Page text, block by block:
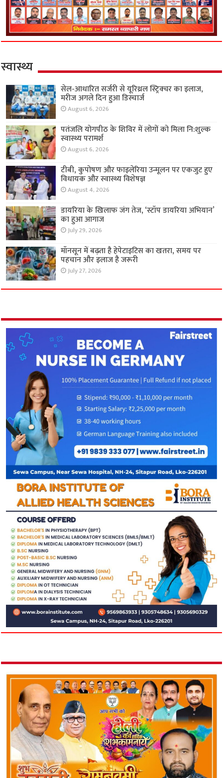
स्वास्थ्य
सेल-आधारित सर्जरी से यूरिथ्रल स्ट्रिक्चर का इलाज,
मरीज अगले दिन हुआ डिस्चार्ज
August 6, 2026
पतंजलि योगपीठ के शिविर में लोगों को मिला नि:शुल्क
स्वास्थ्य परामर्श
August 6, 2026
टीबी, कुपोषण और फाइलेरिया उन्मूलन पर एकजुट हुए
विधायक और स्वास्थ्य विशेषज्ञ
August 4, 2026
डायरिया के खिलाफ जंग तेज, ‘स्टॉप डायरिया अभियान’
का हुआ आगाज
July 29, 2026
मॉनसून में बढ़ता है हेपेटाइटिस का खतरा, समय पर
पहचान और इलाज है जरूरी
July 27, 2026